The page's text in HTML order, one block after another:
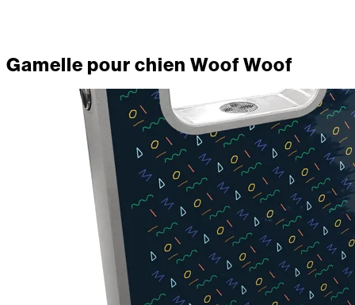
Gamelle pour chien Woof Woof